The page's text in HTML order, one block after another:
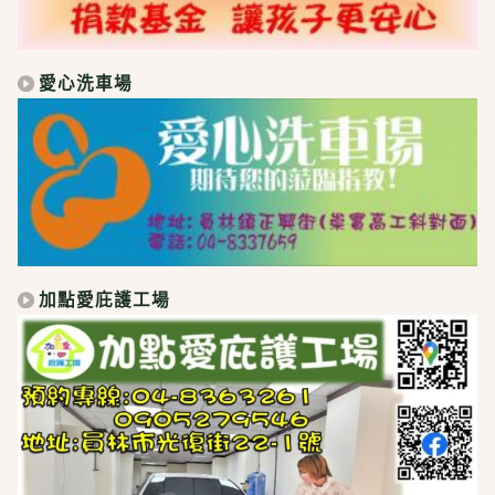
愛心洗車場
加點愛庇護工場